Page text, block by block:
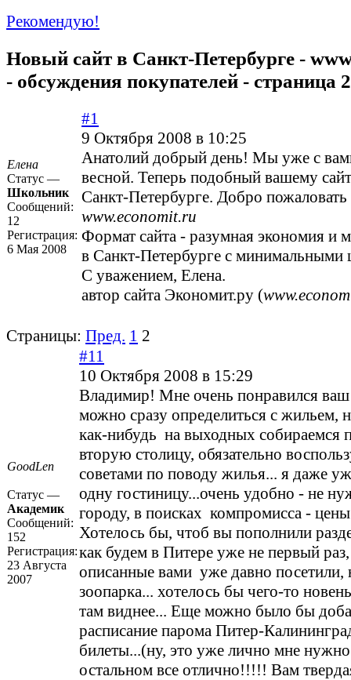
Рекомендую!
Новый сайт в Санкт-Петербурге -
- обсуждения покупателей - страница 2
Елена
Статус —
Школьник
Сообщений:
12
Регистрация:
6 Мая 2008
#1
9 Октября 2008 в 10:25
Анатолий добрый день! Мы уже с
весной. Теперь подобный вашему
Санкт-Петербурге. Добро пожаловать
www.economit.ru
Формат сайта - разумная экономия и
в Санкт-Петербурге с минимальными
С уважением, Елена.
автор сайта Экономит.ру (
Страницы: Пред. 1 2
GoodLen
Статус —
Академик
Сообщений:
152
Регистрация:
23 Августа
2007
#11
10 Октября 2008 в 15:29
Владимир! Мне очень понравился ваш
можно сразу определиться с
как-нибудь на выходных собираемся
вторую столицу, обязательно
советами по поводу жилья... я даже
одну гостиницу...очень удобно - не
городу, в поисках компромисса - цены
Хотелось бы, чтоб вы пополнили
как будем в Питере уже не первый
описанные вами уже давно посетили,
зоопарка... хотелось бы чего-то
там виднее... Еще можно было бы
расписание парома Питер-
билеты...(ну, это уже лично мне
остальном все отлично!!!!! Вам